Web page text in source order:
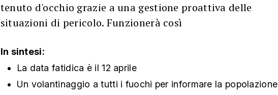
tenuto d'occhio grazie a una gestione proattiva delle
situazioni di pericolo. Funzionerà così
In sintesi:
La data fatidica è il 12 aprile
Un volantinaggio a tutti i fuochi per informare la popolazione